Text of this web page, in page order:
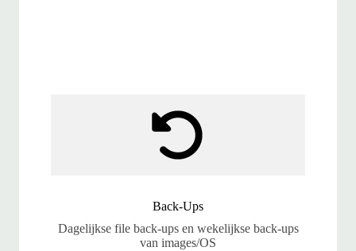
Back-Ups
Dagelijkse file back-ups en wekelijkse back-ups
van images/OS